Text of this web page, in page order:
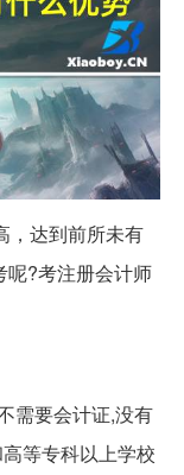
，达到前所未有
呢?考注册会计师
需要会计证,没有
等专科以上学校